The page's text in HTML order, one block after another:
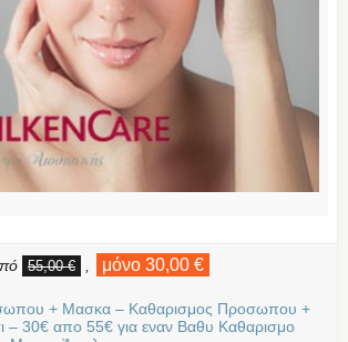
55,00 € μόνο 30,00 €
+ Μασκα – Καθαρισμος Προσωπου +
30€ απο 55€ για εναν Βαθυ Καθαρισμο